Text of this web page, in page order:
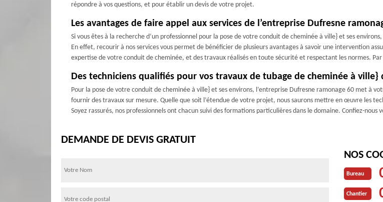
répondre à vos questions, et pour établir un devis de votre projet.
Les avantages de faire appel aux services de l’entreprise Dufresne
Si vous êtes à la recherche d’un professionnel pour la pose de votre conduit de cheminée à ville} et ses
En effet, recourir à nos services vous permet de bénéficier de plusieurs avantages à savoir une intervention
expertise de votre conduit de cheminée, et des travaux réalisés en toute sécurité et respectant les normes.
Des techniciens qualifiés pour vos travaux de tubage de cheminée à ville}
Pour la pose de votre conduit de cheminée à ville} et ses environs, l’entreprise Dufresne ramonage 60 met à
fournir des travaux sur mesure. Quelle que soit l’étendue de votre projet, nous saurons mettre en œuvre les
Soyez rassurés, nos professionnels ont chacun suivi des formations particulières dans le domaine. Confiez-nous
DEMANDE DE DEVIS GRATUIT
NOS
Bureau
Chantier